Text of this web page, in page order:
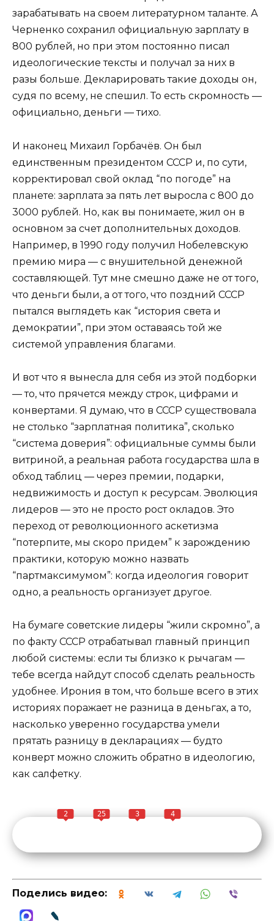
зарабатывать на своем литературном таланте. А
Черненко сохранил официальную зарплату в
800 рублей, но при этом постоянно писал
идеологические тексты и получал за них в
разы больше. Декларировать такие доходы он,
судя по всему, не спешил. То есть скромность —
официально, деньги — тихо.
И наконец Михаил Горбачёв. Он был
единственным президентом СССР и, по сути,
корректировал свой оклад “по погоде” на
планете: зарплата за пять лет выросла с 800 до
3000 рублей. Но, как вы понимаете, жил он в
основном за счет дополнительных доходов.
Например, в 1990 году получил Нобелевскую
премию мира — с внушительной денежной
составляющей. Тут мне смешно даже не от того,
что деньги были, а от того, что поздний СССР
пытался выглядеть как “история света и
демократии”, при этом оставаясь той же
системой управления благами.
И вот что я вынесла для себя из этой подборки
— то, что прячется между строк, цифрами и
конвертами. Я думаю, что в СССР существовала
не столько “зарплатная политика”, сколько
“система доверия”: официальные суммы были
витриной, а реальная работа государства шла в
обход таблиц — через премии, подарки,
недвижимость и доступ к ресурсам. Эволюция
лидеров — это не просто рост окладов. Это
переход от революционного аскетизма
“потерпите, мы скоро придем” к зарождению
практики, которую можно назвать
“партмаксимумом”: когда идеология говорит
одно, а реальность организует другое.
На бумаге советские лидеры “жили скромно”, а
по факту СССР отрабатывал главный принцип
любой системы: если ты близко к рычагам —
тебе всегда найдут способ сделать реальность
удобнее. Ирония в том, что больше всего в этих
историях поражает не разница в деньгах, а то,
насколько уверенно государства умели
прятать разницу в декларациях — будто
конверт можно сложить обратно в идеологию,
как салфетку.
2 25 3 4
Поделись видео: